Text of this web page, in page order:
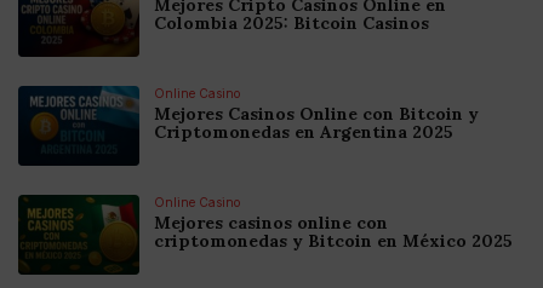
Mejores Cripto Casinos Online en
Colombia 2025: Bitcoin Casinos
Online Casino
Mejores Casinos Online con Bitcoin y
Criptomonedas en Argentina 2025
Online Casino
Mejores casinos online con
criptomonedas y Bitcoin en México 2025